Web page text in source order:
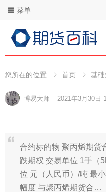
菜单
您所在的位置 首页 基
博易大师 2021年3月30日
合约标的物 聚丙烯期货
跌期权 交易单位 1手（
位 元（人民币）/吨 最
幅度 与聚丙烯期货合…